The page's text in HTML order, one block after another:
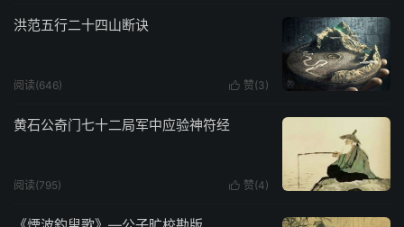
洪范五行二十四山断诀
 赞(3)
阅读(646)
黄石公奇门七十二局军中应验神符经
 赞(4)
阅读(795)